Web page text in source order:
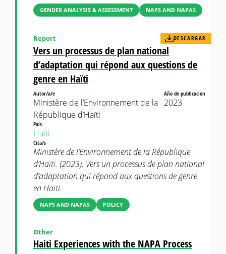
GENDER ANALYSIS & ASSESSMENT NAPS AND NAPAS
Vers un processus de plan national
d’adaptation qui répond aux questions de
genre en Haïti
Report DESCARGAR
Autor/a/e
Ministère de l’Environnement de la
République d’Haïti
Año de publicacion
2023
País
Haiti
Cita/s
Ministère de l’Environnement de la République
d’Haïti. (2023). Vers un processus de plan national
d’adaptation qui répond aux questions de genre
en Haïti.
NAPS AND NAPAS POLICY
Haiti Experiences with the NAPA Process
Other